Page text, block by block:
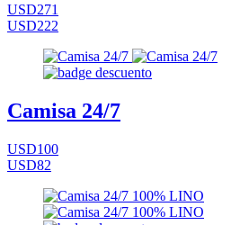
USD271
USD222
Camisa 24/7
USD100
USD82